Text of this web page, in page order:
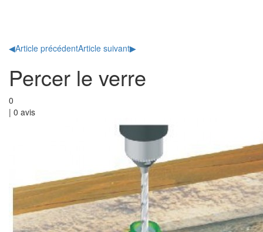
◀Article précédentArticle suivant▶
Percer le verre
0
| 0 avis